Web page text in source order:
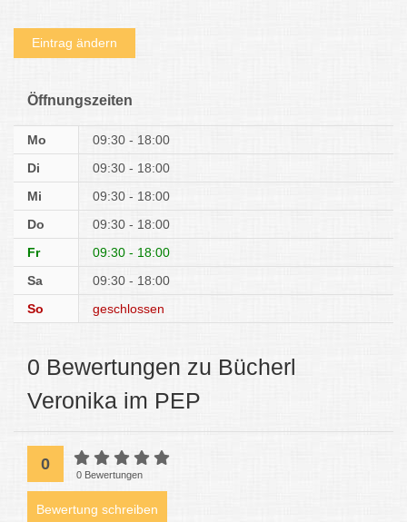
Eintrag ändern
Öffnungszeiten
Mo
09:30 - 18:00
Di
09:30 - 18:00
Mi
09:30 - 18:00
Do
09:30 - 18:00
Fr
09:30 - 18:00
Sa
09:30 - 18:00
So
geschlossen
0 Bewertungen zu Bücherl
Veronika im PEP
0
0 Bewertungen
Bewertung schreiben